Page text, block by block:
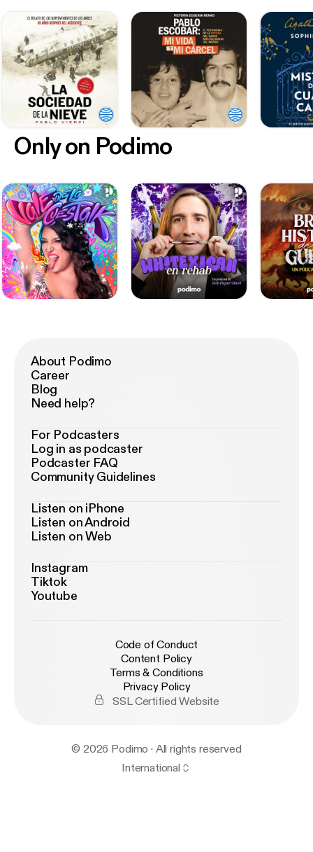
Only on Podimo
About Podimo
Career
Blog
Need help?
For Podcasters
Log in as podcaster
Podcaster FAQ
Community Guidelines
Listen on iPhone
Listen on Android
Listen on Web
Instagram
Tiktok
Youtube
Code of Conduct
Content Policy
Terms & Conditions
Privacy Policy
SSL Certified Website
© 2026 Podimo · All rights reserved
International